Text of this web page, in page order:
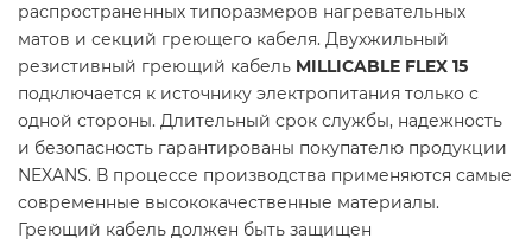
распространенных типоразмеров нагревательных
матов и секций греющего кабеля. Двухжильный
резистивный греющий кабель MILLICABLE FLEX 15
подключается к источнику электропитания только с
одной стороны. Длительный срок службы, надежность
и безопасность гарантированы покупателю продукции
NEXANS. В процессе производства применяются самые
современные высококачественные материалы.
Греющий кабель должен быть защищен